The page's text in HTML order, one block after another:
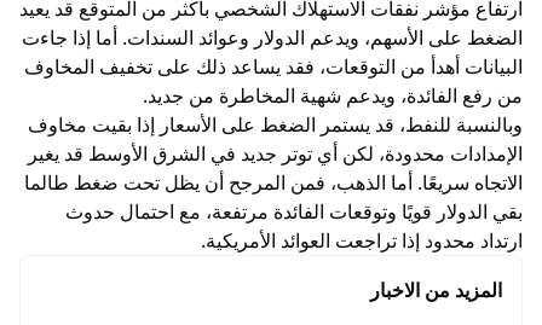
ارتفاع مؤشر نفقات الاستهلاك الشخصي بأكثر من المتوقع قد يعيد
الضغط على الأسهم، ويدعم الدولار وعوائد السندات. أما إذا جاءت
البيانات أهدأ من التوقعات، فقد يساعد ذلك على تخفيف المخاوف
من رفع الفائدة، ويدعم شهية المخاطرة من جديد.
وبالنسبة للنفط، قد يستمر الضغط على الأسعار إذا بقيت مخاوف
الإمدادات محدودة، لكن أي توتر جديد في الشرق الأوسط قد يغير
الاتجاه سريعًا. أما الذهب، فمن المرجح أن يظل تحت ضغط طالما
بقي الدولار قويًا وتوقعات الفائدة مرتفعة، مع احتمال حدوث
ارتداد محدود إذا تراجعت العوائد الأمريكية.
المزيد من الاخبار